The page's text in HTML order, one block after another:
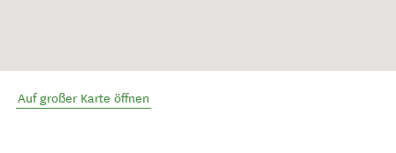
Auf großer Karte öffnen